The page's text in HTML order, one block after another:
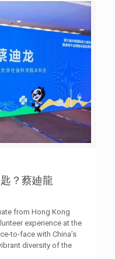
略。隨著本港步向綠色
色工作，以掌握行業的
色就業規劃，亦有助社
仍處於起步階段，為進
，建議政府推出綠色就
景和相關的人才培育措
讓社會大眾認同綠色工
青年的就業信心。 針
框架，成員林灝明表
，可選取為優勢新興產
例如施政報告提出推動
動生態導遊的需求，本
其他行業，以提升整體
業計劃」，在原有計劃
職位，讓大專畢業生具
及人脈資源。 有關青
起成立「青年創研
一屆（2023-2025年
業人士與大專學生組
證為基礎的討論、交
能為社會建言獻策。青
described her
battlefield where
？蔡廸龍
from Hong Kong
experience at the
to-face with China’s
diversity of the